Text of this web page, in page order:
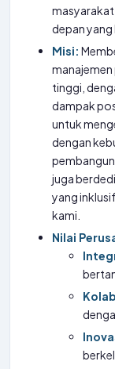
depan yang
Misi:
tinggi,
dampak
untuk
dengan
juga
yang
kami.
Nilai